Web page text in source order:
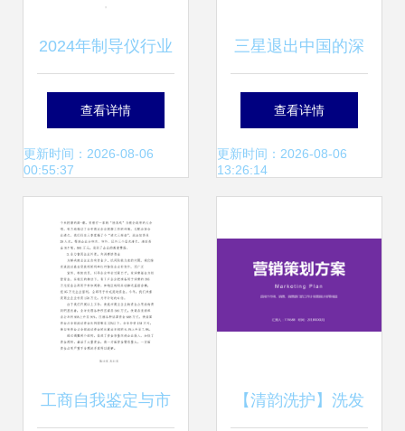
2024年制导仪行业
营销方案与市场策
划
查看详情
更新时间：2026-08-06
00:55:37
三星退出中国的深
层次原因 营销策略
的四大失误
查看详情
更新时间：2026-08-06
13:26:14
工商自我鉴定与市 【清韵洗护】洗发